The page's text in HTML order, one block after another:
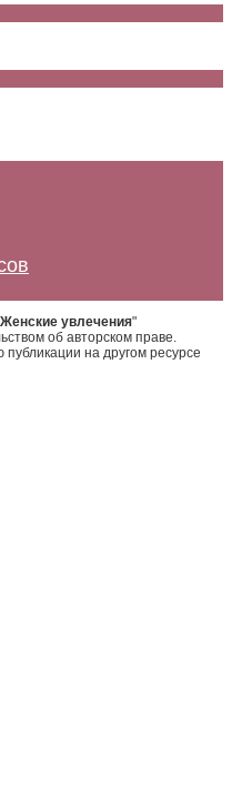
Женские увлечения"
об авторском праве.
на другом ресурсе